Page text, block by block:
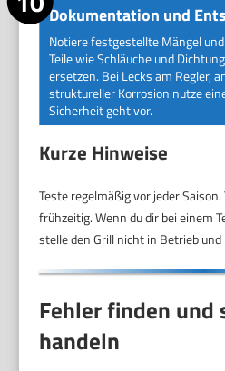
Dokumentation und
Notiere festgestellte Mängel
Teile wie Schläuche und
ersetzen. Bei Lecks am Regler,
struktureller Korrosion nutze
Sicherheit geht vor.
Kurze Hinweise
Teste regelmäßig vor jeder
frühzeitig. Wenn du dir bei einem
stelle den Grill nicht in Betrieb
Fehler finden und
handeln